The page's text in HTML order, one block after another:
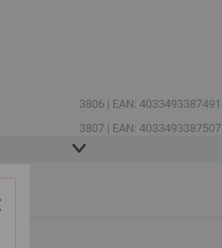
3806 | EAN: 4033493387491
3807 | EAN: 4033493387507
3808 | EAN: 4033493387514